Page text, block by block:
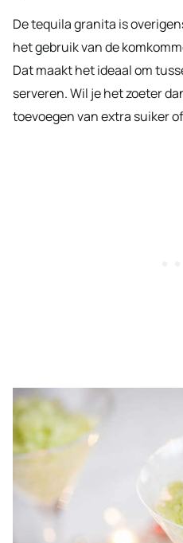
De tequila granita is
het gebruik van de
Dat maakt het ideaal om
serveren. Wil je het zoeter
toevoegen van extra suiker